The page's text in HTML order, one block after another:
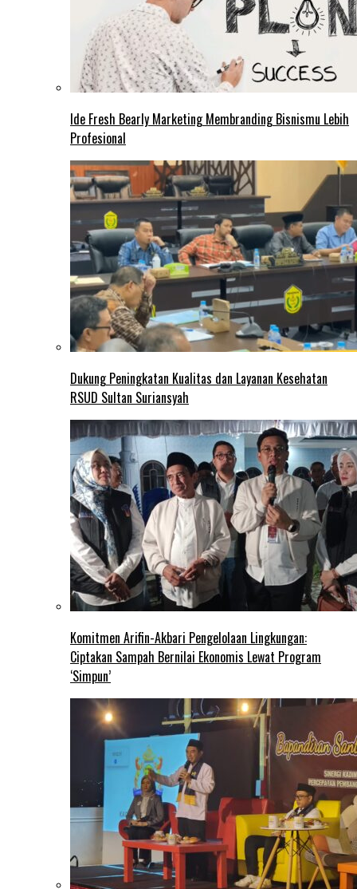
Ide Fresh Bearly Marketing Membranding Bisnismu Lebih
Profesional
Dukung Peningkatan Kualitas dan Layanan Kesehatan
RSUD Sultan Suriansyah
Komitmen Arifin-Akbari Pengelolaan Lingkungan:
Ciptakan Sampah Bernilai Ekonomis Lewat Program
‘Simpun’